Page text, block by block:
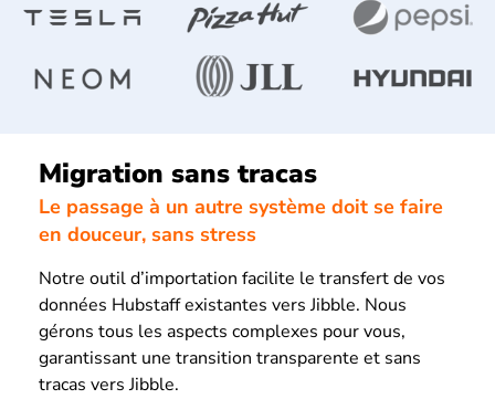
Migration sans tracas
Le passage à un autre système doit se faire
en douceur, sans stress
Notre outil d’importation facilite le transfert de vos
données Hubstaff existantes vers Jibble. Nous
gérons tous les aspects complexes pour vous,
garantissant une transition transparente et sans
tracas vers Jibble.